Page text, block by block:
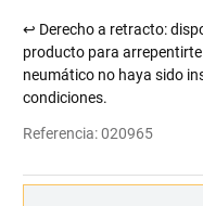
↩ Derecho a retracto:
producto para arrepentirte
neumático no haya sido
condiciones.
Referencia:020965